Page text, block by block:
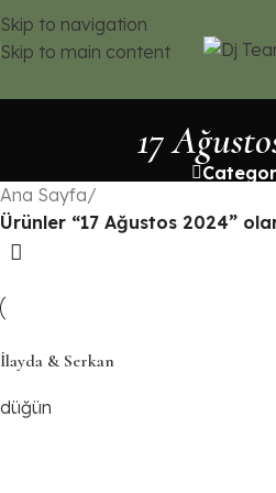
Skip to navigation
Skip to main content
17
Ana Sayfa/
Ürünler “17 Ağustos 2024”
İlayda & Serkan
düğün